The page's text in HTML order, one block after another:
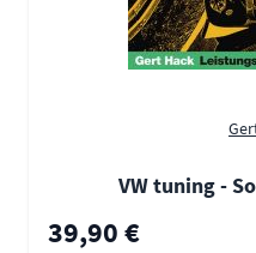
VW tuning -
Sonderpreis
39,90 €